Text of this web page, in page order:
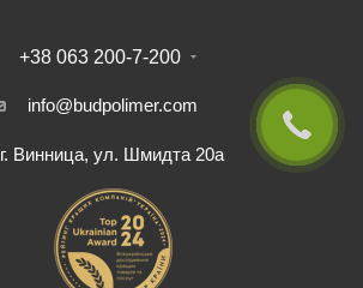
+38 063 200-7-200
info@budpolimer.com
г. Винница, ул. Шмидта 20а